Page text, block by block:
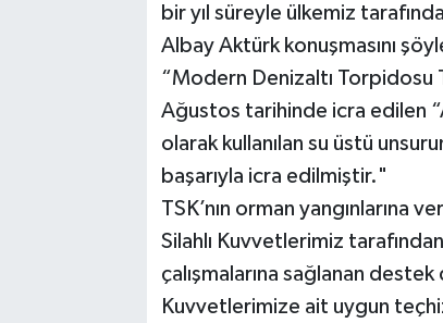
bir yıl süreyle ülkemiz
Albay Aktürk konuşmasını
“Modern Denizaltı Torpidosu
Ağustos tarihinde icra edilen
olarak kullanılan su üstü
başarıyla icra edilmiştir."
TSK’nın orman yangınlarına
Silahlı Kuvvetlerimiz
çalışmalarına sağlanan
Kuvvetlerimize ait uygun